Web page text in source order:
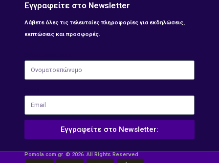
Εγγραφείτε στο Newsletter
Λάβετε όλες τις τελευταίες πληροφορίες για εκδηλώσεις,
εκπτώσεις και προσφορές.
Εγγραφείτε στο Newsletter:
Pomola.com.gr. © 2026. All Rights Reserved